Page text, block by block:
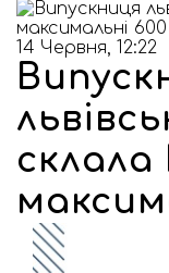
14 Червня, 12:22